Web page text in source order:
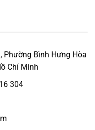
Bình Hưng Hòa
Chí Minh
304